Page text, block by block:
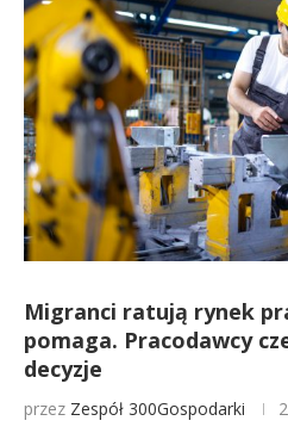
Migranci ratują rynek
pomaga. Pracodawcy
decyzje
przez Zespół 300Gospodarki